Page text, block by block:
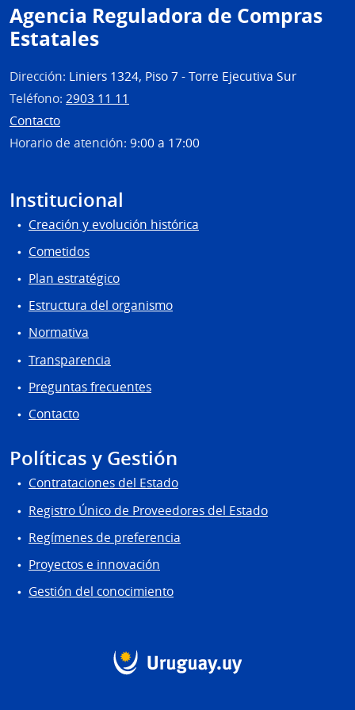
Agencia Reguladora de Compras
Estatales
Dirección: Liniers 1324, Piso 7 - Torre Ejecutiva Sur
Teléfono: 2903 11 11
Contacto
Horario de atención: 9:00 a 17:00
Institucional
Creación y evolución histórica
Cometidos
Plan estratégico
Estructura del organismo
Normativa
Transparencia
Preguntas frecuentes
Contacto
Políticas y Gestión
Contrataciones del Estado
Registro Único de Proveedores del Estado
Regímenes de preferencia
Proyectos e innovación
Gestión del conocimiento